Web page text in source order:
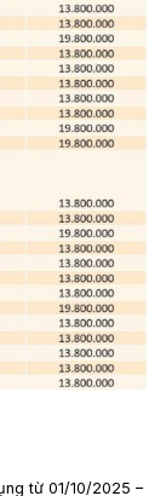
từ 01/10/2025 –